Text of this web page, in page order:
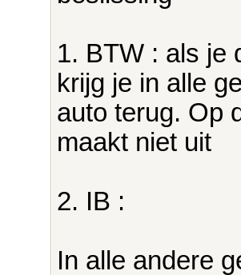
1. BTW : als je
krijg je in alle
auto terug. Op
maakt niet uit
2. IB :
In alle andere